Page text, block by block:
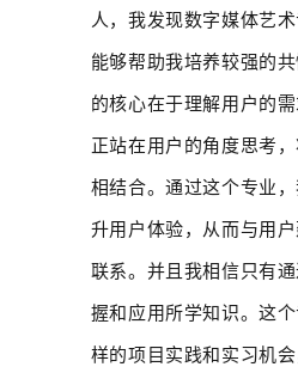
人，我发现数字媒体艺
能够帮助我培养较强的
的核心在于理解用户的
正站在用户的角度思考
相结合。通过这个专业
升用户体验，从而与用
联系。并且我相信只有
握和应用所学知识。这
样的项目实践和实习机